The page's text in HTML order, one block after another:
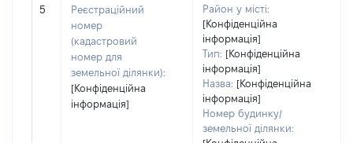
5
Реєстраційний
номер
(кадастровий
номер для
земельної ділянки):
[Конфіденційна
інформація]
Район у місті:
[Конфіденційна
інформація]
Тип: [Конфіденційна
інформація]
Назва: [Конфіденційна
інформація]
Номер будинку/
земельної ділянки: